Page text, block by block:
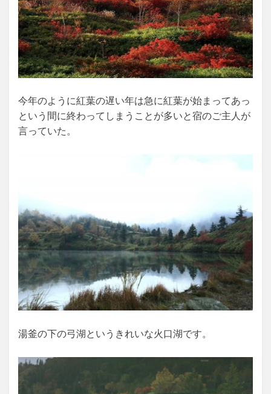
今年のように紅葉の遅い年は急に紅葉が始まってあっ
という間に終わってしまうことが多いと宿のご主人が
言っていた。
湯釜の下の弓湖というきれいな火口湖です。